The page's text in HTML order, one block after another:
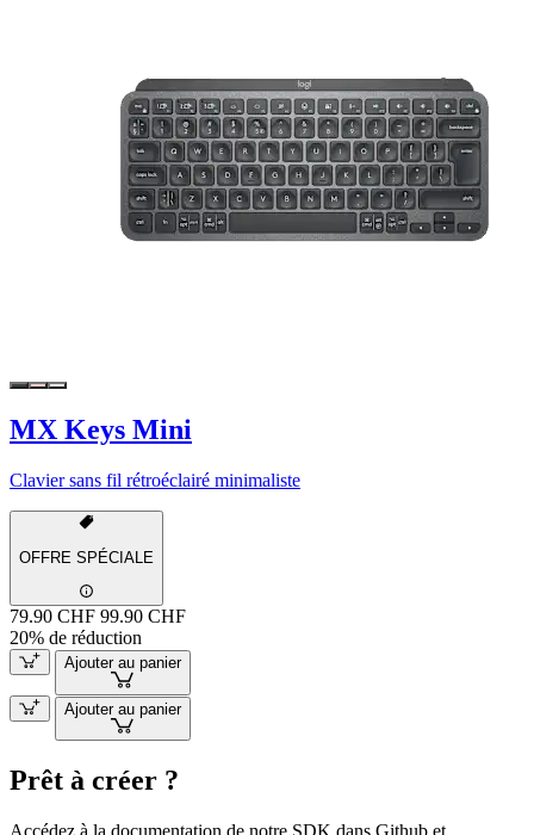
MX Keys Mini
Clavier sans fil rétroéclairé minimaliste
OFFRE SPÉCIALE
79.90 CHF 99.90 CHF
20% de réduction
Ajouter au panier
Ajouter au panier
Prêt à créer ?
Accédez à la documentation de notre SDK dans Github et